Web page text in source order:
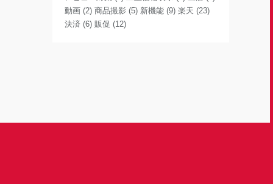
動画 (2) 商品撮影 (5) 新機能 (9) 楽天 (23)
決済 (6) 販促 (12)